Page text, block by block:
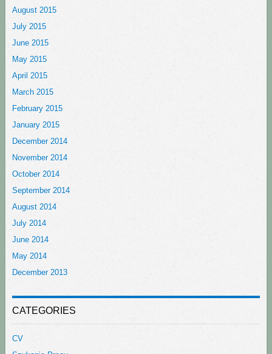
August 2015
July 2015
June 2015
May 2015
April 2015
March 2015
February 2015
January 2015
December 2014
November 2014
October 2014
September 2014
August 2014
July 2014
June 2014
May 2014
December 2013
CATEGORIES
CV